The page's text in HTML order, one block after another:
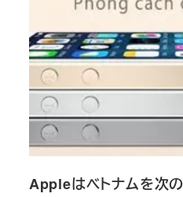
Appleはベトナムを次